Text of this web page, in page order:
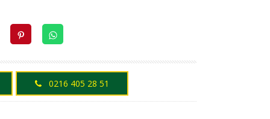
0216 405 28 51